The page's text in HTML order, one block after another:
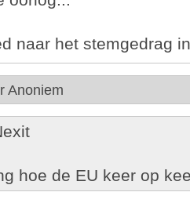
naar het stemgedrag
Anoniem
hoe de EU keer op